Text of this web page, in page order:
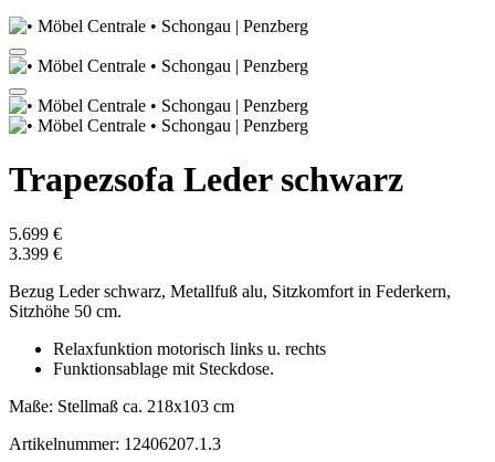
Trapezsofa Leder schwarz
5.699 €
3.399 €
Bezug Leder schwarz, Metallfuß alu, Sitzkomfort in Federkern,
Sitzhöhe 50 cm.
Relaxfunktion motorisch links u. rechts
Funktionsablage mit Steckdose.
Maße: Stellmaß ca. 218x103 cm
Artikelnummer: 12406207.1.3